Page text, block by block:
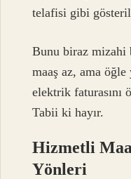
telafisi gibi
Bunu biraz mizahi
maaş az, ama
elektrik faturasını
Tabii ki hayır.
Hizmetli
Yönleri